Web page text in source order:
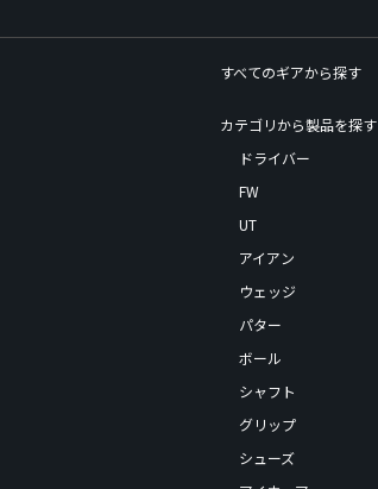
すべてのギアから探す
カテゴリから製品を探す
ドライバー
FW
UT
アイアン
ウェッジ
パター
ボール
シャフト
グリップ
シューズ